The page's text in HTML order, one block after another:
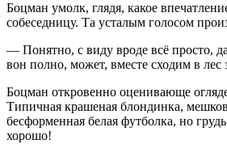
Боцман умолк, глядя, какое
собеседницу. Та усталым голосом
— Понятно, с виду вроде всё просто,
вон полно, может, вместе сходим в лес
Боцман откровенно оценивающе
Типичная крашеная блондинка,
бесформенная белая футболка, но
хорошо!